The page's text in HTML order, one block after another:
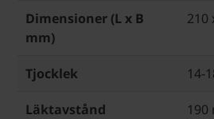
Dimensioner (L x B
mm)
210
Tjocklek 14-
Läktavstånd 190